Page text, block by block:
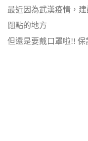
最近因為武漢疫情，
闊點的地方
但還是要戴口罩啦!! 保